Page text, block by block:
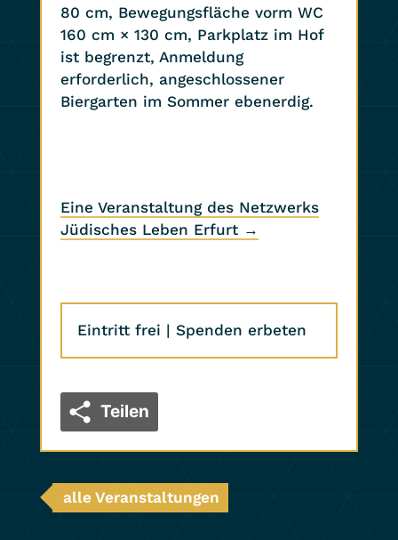
80 cm, Bewegungsfläche vorm WC
160 cm × 130 cm, Parkplatz im Hof
ist begrenzt, Anmeldung
erforderlich, angeschlossener
Biergarten im Sommer ebenerdig.
Eine Veranstaltung des Netzwerks
Jüdisches Leben Erfurt →
Eintritt frei | Spenden erbeten
Teilen
alle Veranstaltungen